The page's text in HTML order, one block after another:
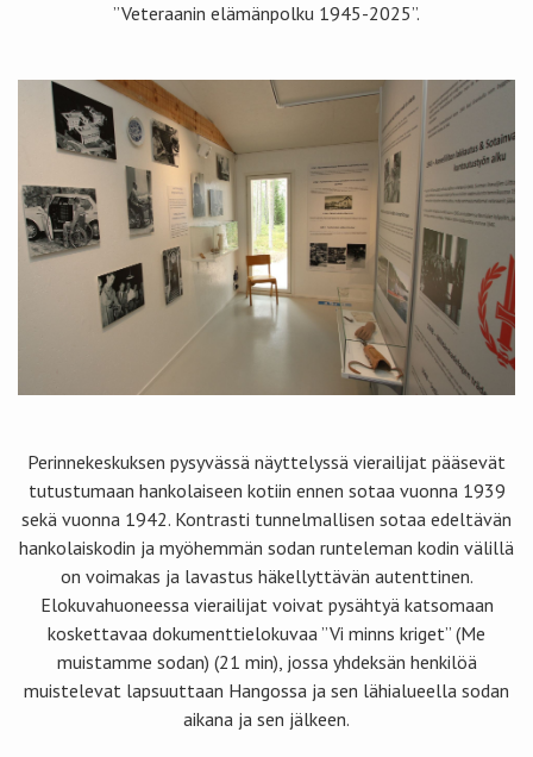
”Veteraanin elämänpolku 1945-2025”.
Perinnekeskuksen pysyvässä näyttelyssä vierailijat pääsevät
tutustumaan hankolaiseen kotiin ennen sotaa vuonna 1939
sekä vuonna 1942. Kontrasti tunnelmallisen sotaa edeltävän
hankolaiskodin ja myöhemmän sodan runteleman kodin välillä
on voimakas ja lavastus häkellyttävän autenttinen.
Elokuvahuoneessa vierailijat voivat pysähtyä katsomaan
koskettavaa dokumenttielokuvaa ”Vi minns kriget” (Me
muistamme sodan) (21 min), jossa yhdeksän henkilöä
muistelevat lapsuuttaan Hangossa ja sen lähialueella sodan
aikana ja sen jälkeen.